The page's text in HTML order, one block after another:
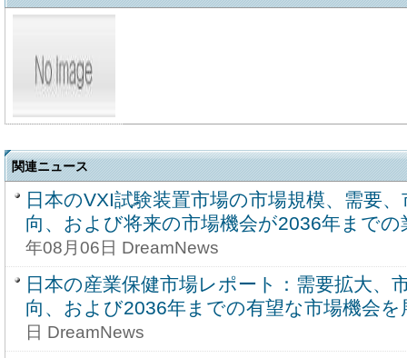
関連ニュース
日本のVXI試験装置市場の市場規模、需要
向、および将来の市場機会が2036年までの
年08月06日 DreamNews
日本の産業保健市場レポート：需要拡大、
向、および2036年までの有望な市場機会を
日 DreamNews